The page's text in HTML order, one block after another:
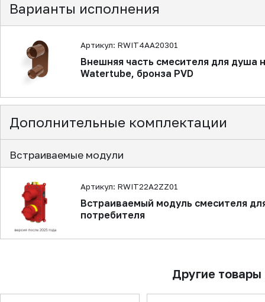
Варианты исполнения
Артикул: RWIT4AA20301
Внешняя часть смесителя для душа
Watertube, бронза PVD
Дополнительные комплектации
Встраиваемые модули
Артикул: RWIT22A2ZZ01
Встраиваемый модуль смесителя
потребителя
Другие товары